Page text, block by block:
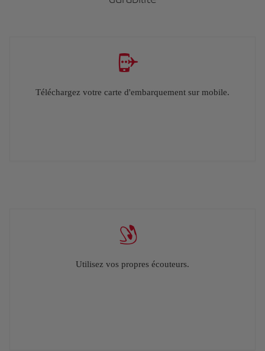
Téléchargez votre carte d'embarquement sur mobile.
Utilisez vos propres écouteurs.